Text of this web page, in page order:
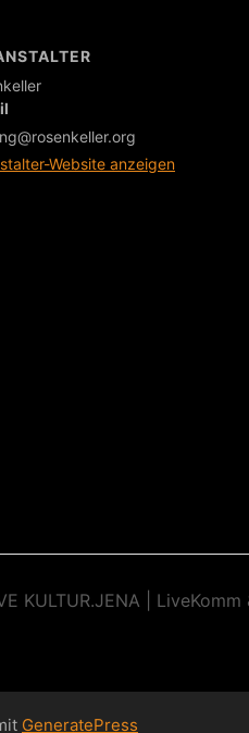
Website anzeigen
KULTUR.JENA |
GeneratePress